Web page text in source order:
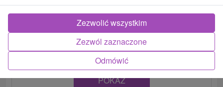
Vlková
Útulná chata v obci Pikovce na Spiši ponúka na poschodí
dve spálne so zdieľanou kúpeľňou a...
POKAZ
Odmówić
Zezwól zaznaczone
Zezwolić wszystkim